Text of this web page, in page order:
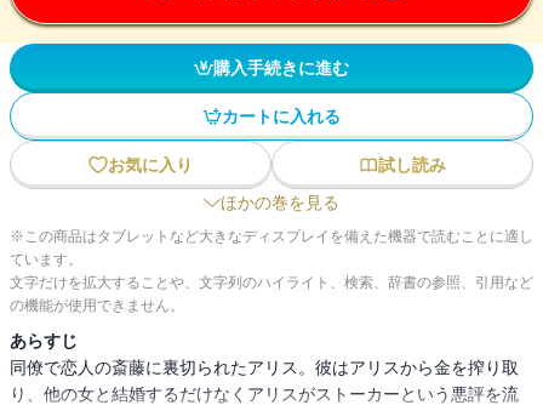
購入手続きに進む
カートに入れる
お気に入り
試し読み
ほかの巻を見る
※この商品はタブレットなど大きなディスプレイを備えた機器で読むことに適し
ています。
文字だけを拡大することや、文字列のハイライト、検索、辞書の参照、引用など
の機能が使用できません。
あらすじ
同僚で恋人の斎藤に裏切られたアリス。彼はアリスから金を搾り取
り、他の女と結婚するだけなくアリスがストーカーという悪評を流